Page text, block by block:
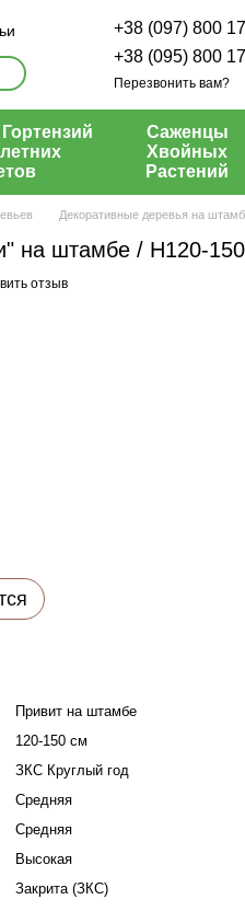
+38 (097) 800
+38 (095) 800
Перезвонить вам?
Саженцы
Хвойных
Растений
Декоративные деревья на
на штамбе / Н120-
отзыв
Привит на штамбе
120-150 см
ЗКС Круглый год
Средняя
Средняя
Высокая
Закрита (ЗКС)